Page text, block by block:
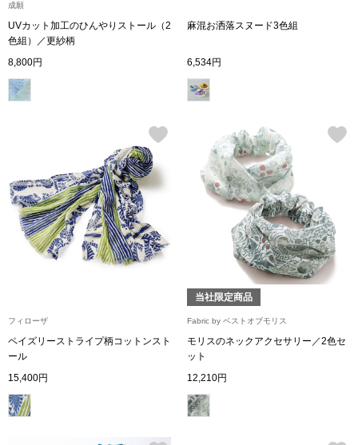
集
タログ
すべて見る
／チュニック
ダーウェア
ハンドバッグ
ショルダーバ
ブリーフケース
クラッチバッグ
リュック･バッ
成願
UVカット加工のひんやりストール（2
色組）／更紗柄
8,800円
麻混お洒落スヌード3色組
6,534円
フィローザ
ペイズリーストライプ柄コットンスト
ール
15,400円
当社限定商品
Fabric by ベストオブモリス
モリスのネックアクセサリー／2色セ
ット
12,210円